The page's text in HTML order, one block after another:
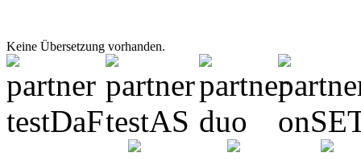
Keine Übersetzung vorhanden.